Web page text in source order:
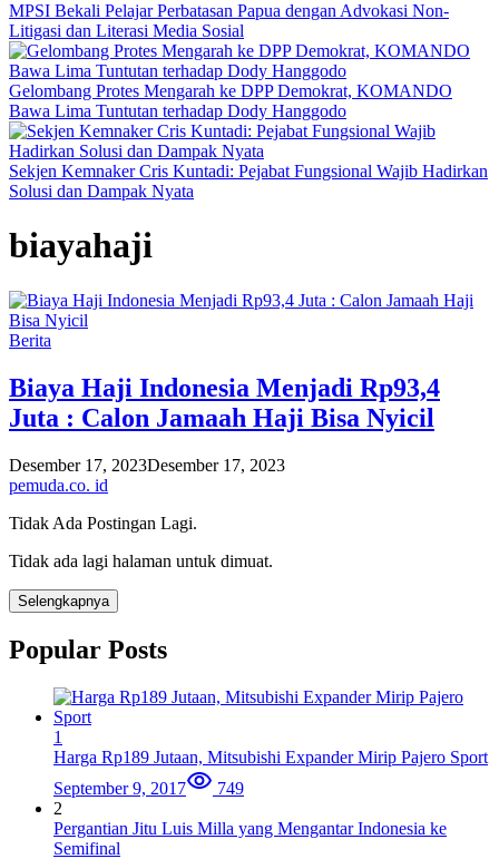
MPSI Bekali Pelajar Perbatasan Papua dengan Advokasi Non-
Litigasi dan Literasi Media Sosial
Gelombang Protes Mengarah ke DPP Demokrat, KOMANDO
Bawa Lima Tuntutan terhadap Dody Hanggodo
Sekjen Kemnaker Cris Kuntadi: Pejabat Fungsional Wajib Hadirkan
Solusi dan Dampak Nyata
biayahaji
Berita
Biaya Haji Indonesia Menjadi Rp93,4
Juta : Calon Jamaah Haji Bisa Nyicil
Desember 17, 2023Desember 17, 2023
pemuda.co. id
Tidak Ada Postingan Lagi.
Tidak ada lagi halaman untuk dimuat.
Selengkapnya
Popular Posts
1
Harga Rp189 Jutaan, Mitsubishi Expander Mirip Pajero Sport
September 9, 2017
749
2
Pergantian Jitu Luis Milla yang Mengantar Indonesia ke
Semifinal